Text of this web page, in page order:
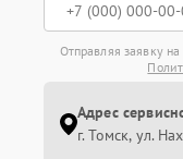
Отправляя заявку
Адрес
г. Томск, ул.